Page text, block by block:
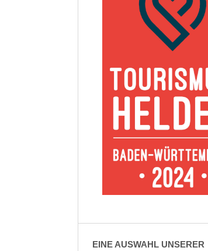
EINE AUSWAHL UNSERER